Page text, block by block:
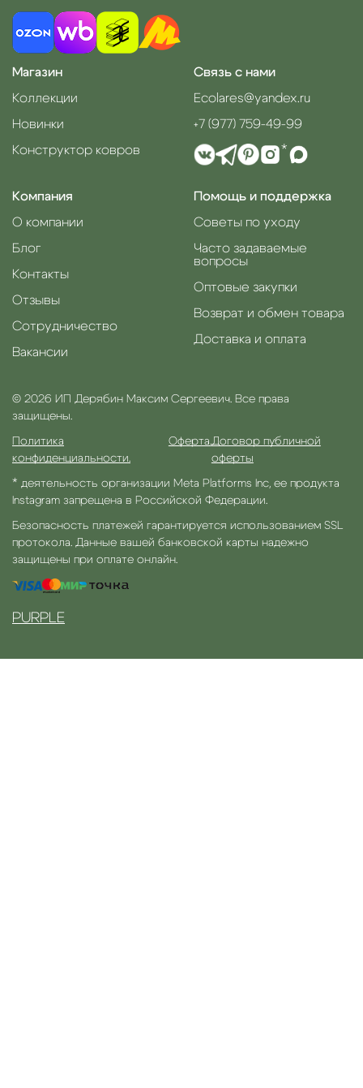
Магазин
Коллекции
Новинки
Конструктор ковров
Компания
О компании
Блог
Контакты
Отзывы
Сотрудничество
Вакансии
Помощь и поддержка
Советы по уходу
Часто задаваемые
вопросы
Оптовые закупки
Возврат и обмен товара
Доставка и оплата
Связь с нами
Ecolares@yandex.ru
+7 (977) 759-49-99
*
© 2026 ИП Дерябин Максим Сергеевич. Все права
защищены.
Политика
конфиденциальности.
Оферта.Договор публичной
оферты
* деятельность организации Meta Platforms Inc, ее продукта
Instagram запрещена в Российской Федерации.
Безопасность платежей гарантируется использованием SSL
протокола. Данные вашей банковской карты надежно
защищены при оплате онлайн.
PURPLE